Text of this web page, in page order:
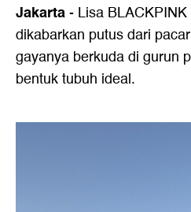
Jakarta- Lisa
dikabarkan putus dari
gayanya berkuda di gurun
bentuk tubuh ideal.